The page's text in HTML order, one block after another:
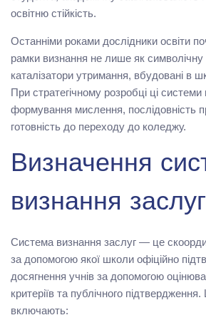
освітню стійкість.
Останніми роками дослідники освіти
рамки визнання не лише як символічну
каталізатори утримання, вбудовані в
При стратегічному розробці ці
формування мислення, послідовність
готовність до переходу до коледжу.
Визначення
визнання заслуг
Система визнання заслуг — це
за допомогою якої школи офіційно
досягнення учнів за допомогою
критеріїв та публічного
включають: